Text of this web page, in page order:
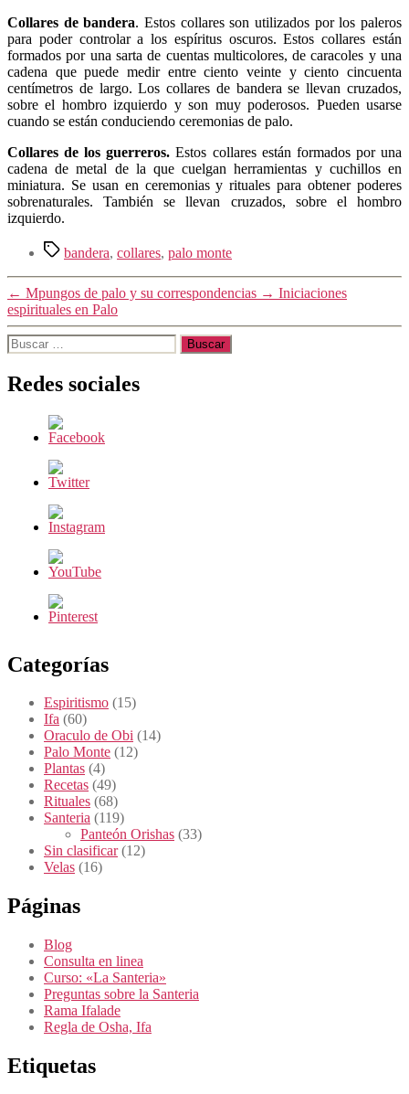
Collares de bandera. Estos collares son utilizados por los paleros
para poder controlar a los espíritus oscuros. Estos collares están
formados por una sarta de cuentas multicolores, de caracoles y una
cadena que puede medir entre ciento veinte y ciento cincuenta
centímetros de largo. Los collares de bandera se llevan cruzados,
sobre el hombro izquierdo y son muy poderosos. Pueden usarse
cuando se están conduciendo ceremonias de palo.
Collares de los guerreros. Estos collares están formados por una
cadena de metal de la que cuelgan herramientas y cuchillos en
miniatura. Se usan en ceremonias y rituales para obtener poderes
sobrenaturales. También se llevan cruzados, sobre el hombro
izquierdo.
Etiquetas
bandera, collares, palo monte
← Mpungos de palo y su correspondencias → Iniciaciones
espirituales en Palo
Buscar:
Redes sociales
Categorías
Espiritismo (15)
Ifa (60)
Oraculo de Obi (14)
Palo Monte (12)
Plantas (4)
Recetas (49)
Rituales (68)
Santeria (119)
Panteón Orishas (33)
Sin clasificar(12)
Velas (16)
Páginas
Blog
Consulta en linea
Curso: «La Santeria»
Preguntas sobre la Santeria
Rama Ifalade
Regla de Osha, Ifa
Etiquetas